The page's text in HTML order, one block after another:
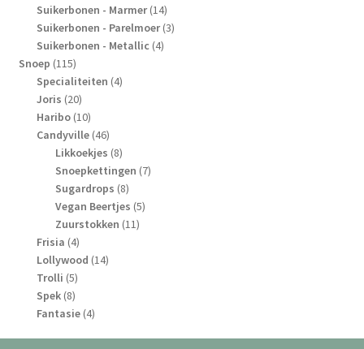
Suikerbonen - Marmer 1414
producten
Suikerbonen - Parelmoer 33
Suikerbonen - Metallic 44
Snoep 115115
producten
Specialiteiten 44
Joris 2020
producten
Haribo 1010
producten
Candyville 4646
producten
Likkoekjes 88
producten
Snoepkettingen 77
Sugardrops 88
producten
Vegan Beertjes 55
Zuurstokken 1111
Frisia 44
producten
Lollywood 1414
Trolli 55
producten
Spek 88
producten
Fantasie 44